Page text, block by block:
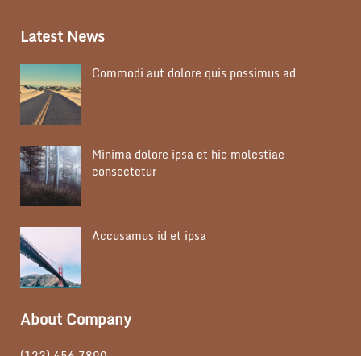
Latest News
Commodi aut dolore quis possimus ad
Minima dolore ipsa et hic molestiae
consectetur
Accusamus id et ipsa
About Company